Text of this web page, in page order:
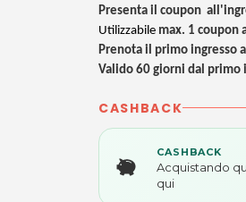
Presenta il coupon
Utilizzabile max. 1 coupon
Prenota il primo ingresso
Valido 60 giorni dal primo
CASHBACK
CASHBACK
Acquistando
qui